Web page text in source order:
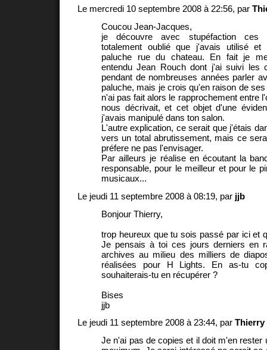
Le mercredi 10 septembre 2008 à 22:56, par
Coucou Jean-Jacques,
je découvre avec stupéfaction ces
totalement oublié que j'avais utilisé
paluche rue du chateau. En fait je
entendu Jean Rouch dont j'ai suivi les
pendant de nombreuses années parler
paluche, mais je crois qu'en raison de
n'ai pas fait alors le rapprochement entre
nous décrivait, et cet objet d'une
j'avais manipulé dans ton salon.
L'autre explication, ce serait que j'étais
vers un total abrutissement, mais ce
préfere ne pas l'envisager.
Par ailleurs je réalise en écoutant la
responsable, pour le meilleur et pour le
musicaux...
Le jeudi 11 septembre 2008 à 08:19, par jjb
Bonjour Thierry,
trop heureux que tu sois passé par ici et
Je pensais à toi ces jours derniers en
archives au milieu des milliers de
réalisées pour H Lights. En as-tu
souhaiterais-tu en récupérer ?
Bises
jjb
Le jeudi 11 septembre 2008 à 23:44, par Thierry
Je n'ai pas de copies et il doit m'en rester